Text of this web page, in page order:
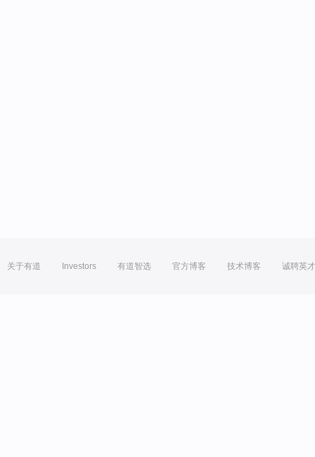
关于有道 Investors 有道智选 官方博客 技术博客 诚聘英才